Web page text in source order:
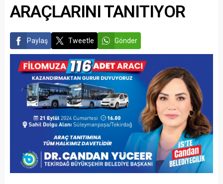
ARAÇLARINI TANITIYOR
Paylaş Tweetle Gönder